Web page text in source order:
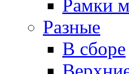
Рамки
Разные
В сборе